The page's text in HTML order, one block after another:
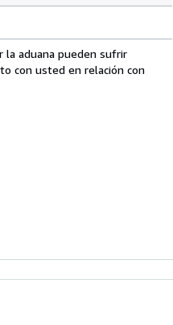
la aduana pueden sufrir
con usted en relación con